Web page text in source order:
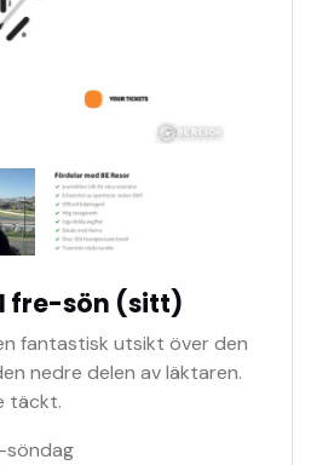
fre-sön (sitt)
fantastisk utsikt över den
nedre delen av läktaren.
täckt.